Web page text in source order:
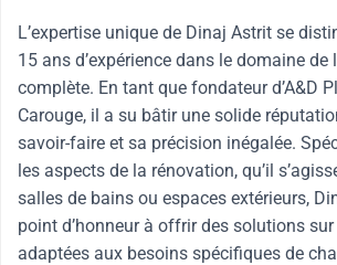
L’expertise unique de Dinaj Astrit se
15 ans d’expérience dans le domaine de
complète. En tant que fondateur d’A&D
Carouge, il a su bâtir une solide
savoir-faire et sa précision inégalée.
les aspects de la rénovation, qu’il
salles de bains ou espaces extérieurs,
point d’honneur à offrir des solutions
adaptées aux besoins spécifiques de